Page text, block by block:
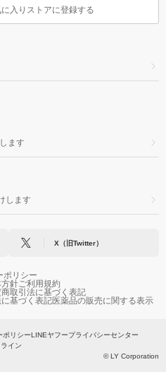
入りストアに登録する
ます
します
X（旧Twitter）
ポリシー
針ご利用規約
取引法に基づく表記
基づく表記医薬品の販売に関する表示
ポリシーLINEヤフープライバシーセンター
イン
© LY Corporation